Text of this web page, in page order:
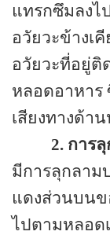
แทรกซึมลงไ
อวัยวะข้างเ
อวัยวะที่อยู่ติ
หลอดอาหาร
เสียงทางด้าน
2. การ
มีการลุกลาม
แดงส่วนบนข
ไปตามหลอด